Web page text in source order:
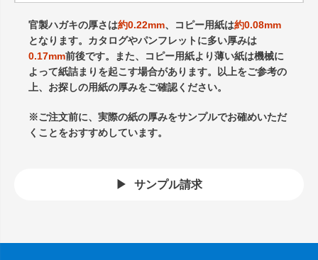
官製ハガキの厚さは約0.22mm、コピー用紙は約0.08mm
となります。カタログやパンフレットに多い厚みは
0.17mm前後です。また、コピー用紙より薄い紙は機械に
よって紙詰まりを起こす場合があります。以上をご参考の
上、お探しの用紙の厚みをご確認ください。
※ご注文前に、実際の紙の厚みをサンプルでお確めいただ
くことをおすすめしています。
サンプル請求